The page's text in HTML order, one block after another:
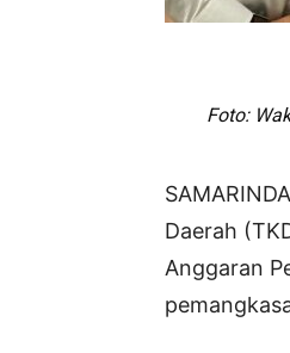
Foto:
Daerah
Anggaran